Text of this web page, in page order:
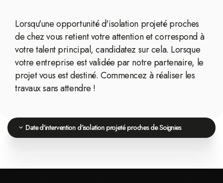
Lorsqu'une opportunité d'isolation projeté proches
de chez vous retient votre attention et correspond à
votre talent principal, candidatez sur cela. Lorsque
votre entreprise est validée par notre partenaire, le
projet vous est destiné. Commencez à réaliser les
travaux sans attendre !
Date d'intervention d'isolation projeté proches de Soignies